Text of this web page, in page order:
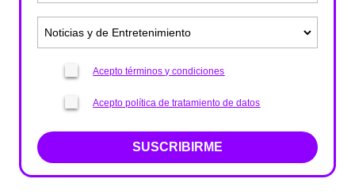
Acepto términos y condiciones
Acepto política de tratamiento de datos
SUSCRIBIRME